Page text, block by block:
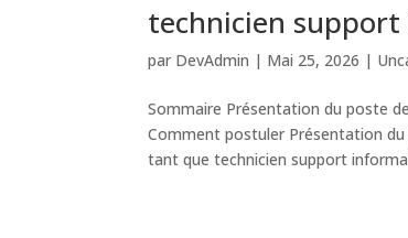
technicien
par DevAdmin | Mai 25, 2026 |
Sommaire Présentation du poste
Comment postuler Présentation
tant que technicien support